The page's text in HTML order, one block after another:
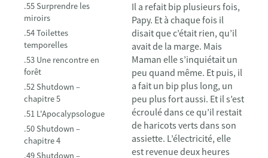
.55 Surprendre les
miroirs
.54 Toilettes
temporelles
.53 Une rencontre en
forêt
.52 Shutdown –
chapitre 5
.51 L'Apocalypsologue
.50 Shutdown –
chapitre 4
.49 Shutdown –
Il a refait bip plusieurs fois,
Papy. Et à chaque fois il
disait que c’était rien, qu’il
avait de la marge. Mais
Maman elle s’inquiétait un
peu quand même. Et puis, il
a fait un bip plus long, un
peu plus fort aussi. Et il s’est
écroulé dans ce qu’il restait
de haricots verts dans son
assiette. L’électricité, elle
est revenue deux heures